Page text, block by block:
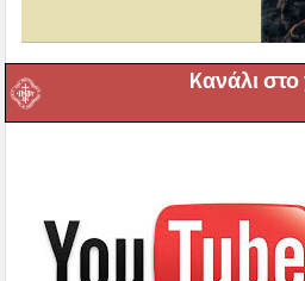
Kανάλι στο